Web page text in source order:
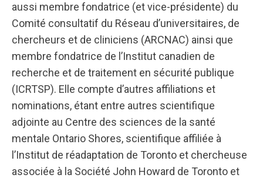
aussi membre fondatrice (et vice-présidente) du
Comité consultatif du Réseau d’universitaires, de
chercheurs et de cliniciens (ARCNAC) ainsi que
membre fondatrice de l’Institut canadien de
recherche et de traitement en sécurité publique
(ICRTSP). Elle compte d’autres affiliations et
nominations, étant entre autres scientifique
adjointe au Centre des sciences de la santé
mentale Ontario Shores, scientifique affiliée à
l’Institut de réadaptation de Toronto et chercheuse
associée à la Société John Howard de Toronto et